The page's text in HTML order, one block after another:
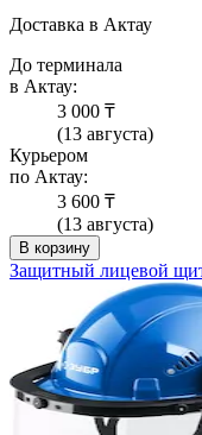
Доставка в Актау
До терминала
в Актау:
3 000 ₸
(13 августа)
Курьером
по Актау:
3 600 ₸
(13 августа)
В корзину
Защитный лицевой